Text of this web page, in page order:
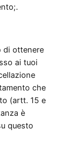
di ottenere
ai tuoi
che
(artt. 15 e
è
questo